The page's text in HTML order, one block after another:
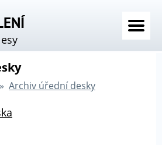
» Archiv úřední desky